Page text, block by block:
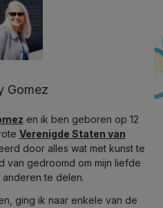
Gomez
en ik ben geboren op 12
Verenigde Staten van
door alles wat met kunst te
van gedroomd om mijn liefde
te delen.
ging ik naar enkele van de